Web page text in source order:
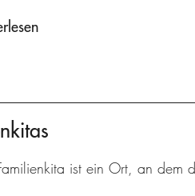
ist ein Ort, an dem